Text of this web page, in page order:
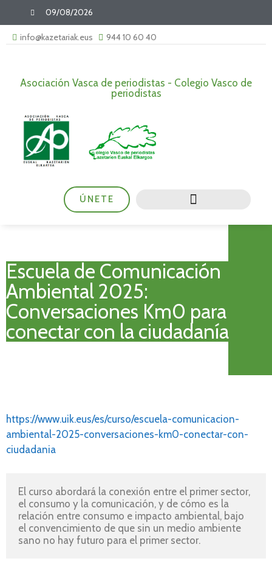
09/08/2026
info@kazetariak.eus 944 10 60 40
Asociación Vasca de periodistas - Colegio Vasco de
periodistas
ÚNETE
Escuela de Comunicación
Ambiental 2025:
Conversaciones Km0 para
conectar con la ciudadanía
https://www.uik.eus/es/curso/escuela-comunicacion-
ambiental-2025-conversaciones-km0-conectar-con-
ciudadania
El curso abordará la conexión entre el primer sector,
el consumo y la comunicación, y de cómo es la
relación entre consumo e impacto ambiental, bajo
el convencimiento de que sin un medio ambiente
sano no hay futuro para el primer sector.